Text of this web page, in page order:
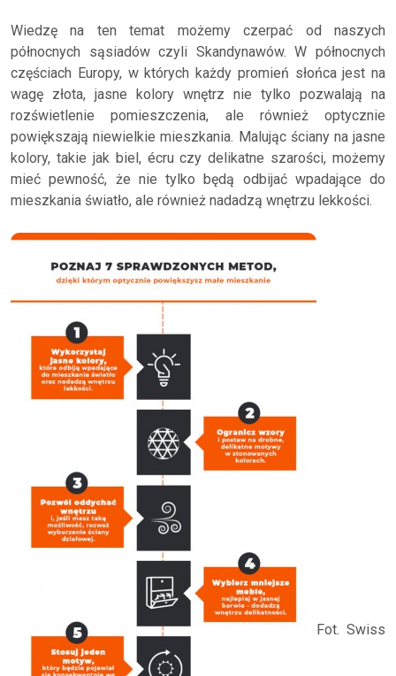
Wiedzę na ten temat możemy czerpać od naszych
północnych sąsiadów czyli Skandynawów. W północnych
częściach Europy, w których każdy promień słońca jest na
wagę złota, jasne kolory wnętrz nie tylko pozwalają na
rozświetlenie pomieszczenia, ale również optycznie
powiększają niewielkie mieszkania. Malując ściany na jasne
kolory, takie jak biel, écru czy delikatne szarości, możemy
mieć pewność, że nie tylko będą odbijać wpadające do
mieszkania światło, ale również nadadzą wnętrzu lekkości.
Fot. Swiss